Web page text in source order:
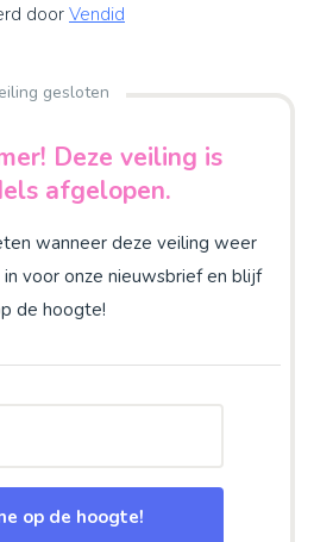
door Vendid
gesloten
Deze veiling is
afgelopen.
wanneer deze veiling weer
voor onze nieuwsbrief en blijf
de hoogte!
op de hoogte!